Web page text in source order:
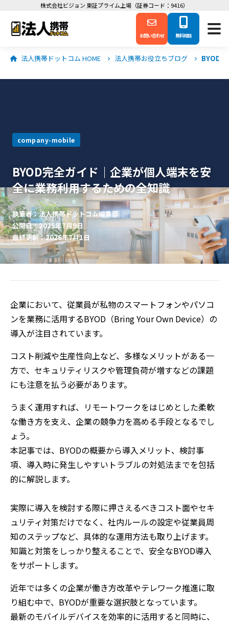
株式会社ビジョン 東証プライム上場（証券コード：9416）
お問い合わせ 無料相談
法人携帯ドットコム HOME 法人携帯お役立ちブログ BYOD
company-mobile
BYOD完全ガイド｜企業が個人端末を安
全に業務利用するための全知識
執筆者：法人携帯ドットコム編集部
公開日：2025年7月9日
最終更新：2026年7月1日
企業において、従業員が私物のスマートフォンやパソコ
ンを業務に活用するBYOD（Bring Your Own Device）の
導入が注目されています。
コスト削減や生産性向上など、多様なメリットがある一
方で、セキュリティリスクや管理負荷が増すなどの課題
にも注意を払う必要があります。
うまく運用すれば、リモートワークをはじめとした柔軟
な働き方を支え、企業の競争力を高める手段となるでし
ょう。
本記事では、BYODの概要から導入メリット、検討事
項、導入時に発生しやすいトラブルの対処法までを包括
的に解説します。
実際に導入を検討する際に押さえるべきコスト面やセキ
ュリティ対策だけでなく、社内ルールの設定や従業員周
知のステップなど、具体的な運用方法も取り上げます。
知識と対策をしっかり整えることで、安全なBYOD導入
をサポートします。
近年では多くの企業が働き方改革やテレワーク推進に取
り組む中で、BYODが重要な選択肢となっています。
最新のモバイルデバイスを効率的に活用すると同時に、